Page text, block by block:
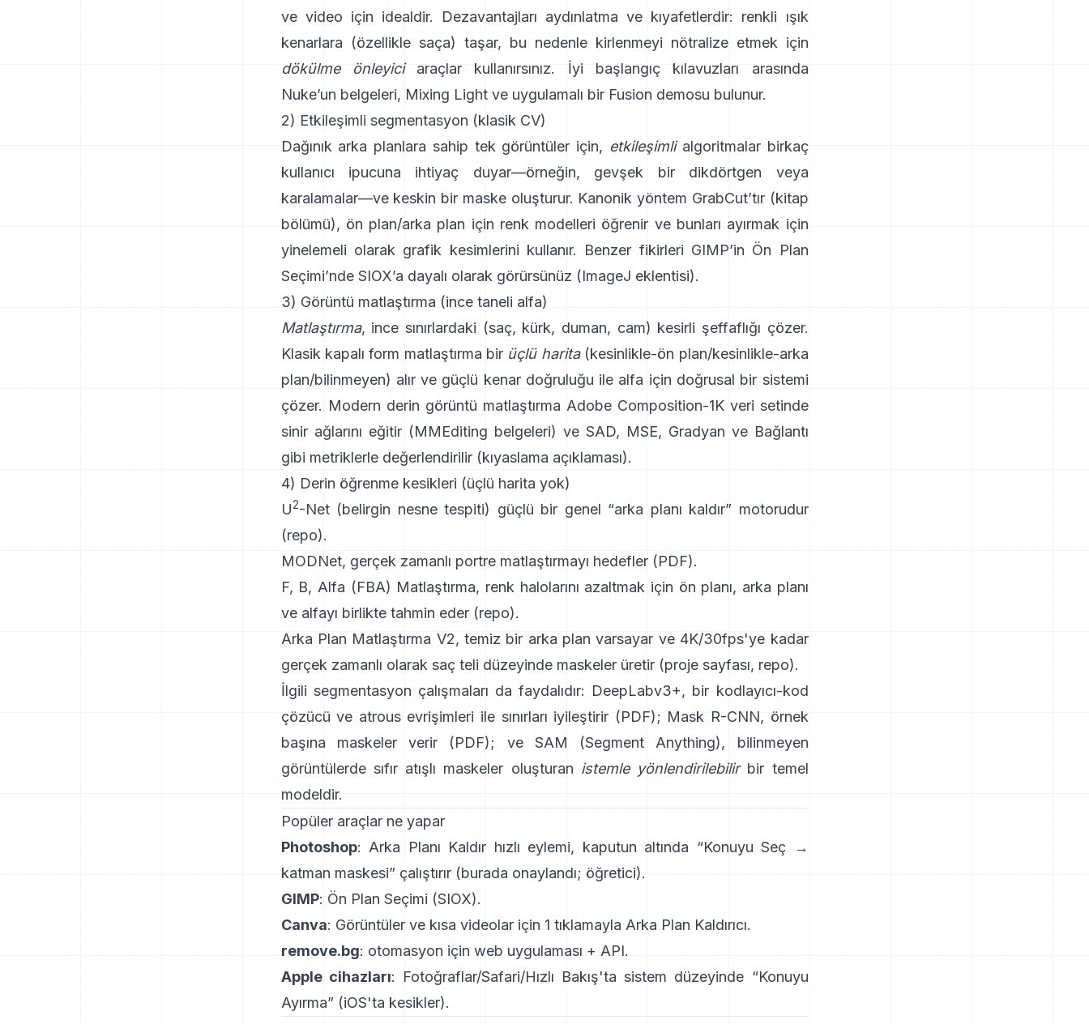
ve video için idealdir. Dezavantajları aydınlatma ve kıyafetlerdir: renkli ışık
kenarlara (özellikle saça) taşar, bu nedenle kirlenmeyi nötralize etmek için
dökülme önleyiciaraçlar kullanırsınız. İyi başlangıç kılavuzları arasında
Nuke’un belgeleri, Mixing Lightve uygulamalı bir Fusion demosu bulunur.
2) Etkileşimli segmentasyon (klasik CV)
Dağınık arka planlara sahip tek görüntüler için, etkileşimlialgoritmalar birkaç
kullanıcı ipucuna ihtiyaç duyar—örneğin, gevşek bir dikdörtgen veya
karalamalar—ve keskin bir maske oluşturur. Kanonik yöntem GrabCut’tır (kitap
bölümü), ön plan/arka plan için renk modelleri öğrenir ve bunları ayırmak için
yinelemeli olarak grafik kesimlerini kullanır. Benzer fikirleri GIMP’in Ön Plan
Seçimi’nde SIOX’a dayalı olarak görürsünüz (ImageJ eklentisi).
3) Görüntü matlaştırma (ince taneli alfa)
Matlaştırma, ince sınırlardaki (saç, kürk, duman, cam) kesirli şeffaflığı çözer.
Klasik kapalı form matlaştırma bir üçlü harita(kesinlikle-ön plan/kesinlikle-arka
plan/bilinmeyen) alır ve güçlü kenar doğruluğu ile alfa için doğrusal bir sistemi
çözer. Modern derin görüntü matlaştırma Adobe Composition-1Kveri setinde
sinir ağlarını eğitir (MMEditing belgeleri) ve SAD, MSE, Gradyan ve Bağlantı
gibi metriklerle değerlendirilir (kıyaslama açıklaması).
4) Derin öğrenme kesikleri (üçlü harita yok)
U2-Net(belirgin nesne tespiti) güçlü bir genel “arka planı kaldır” motorudur
(repo).
MODNet, gerçek zamanlı portre matlaştırmayı hedefler (PDF).
F, B, Alfa (FBA) Matlaştırma, renk halolarını azaltmak için ön planı, arka planı
ve alfayı birlikte tahmin eder (repo).
Arka Plan Matlaştırma V2, temiz bir arka plan varsayar ve 4K/30fps'ye kadar
gerçek zamanlı olarak saç teli düzeyinde maskeler üretir (proje sayfası, repo).
İlgili segmentasyon çalışmaları da faydalıdır: DeepLabv3+, bir kodlayıcı-kod
çözücü ve atrous evrişimleri ile sınırları iyileştirir (PDF); Mask R-CNN, örnek
başına maskeler verir
(PDF); ve SAM (Segment Anything),
bilinmeyen
görüntülerde sıfır atışlı maskeler oluşturan istemle yönlendirilebilirbir temel
modeldir.
Popüler araçlar ne yapar
Photoshop: Arka Planı Kaldır hızlı eylemi, kaputun altında “Konuyu Seç →
katman maskesi” çalıştırır (burada onaylandı; öğretici).
GIMP: Ön Plan Seçimi (SIOX).
Canva: Görüntüler ve kısa videolar için 1 tıklamayla Arka Plan Kaldırıcı.
remove.bg: otomasyon için web uygulaması + API.
Apple cihazları: Fotoğraflar/Safari/Hızlı Bakış'ta sistem düzeyinde “Konuyu
Ayırma” (iOS'ta kesikler).